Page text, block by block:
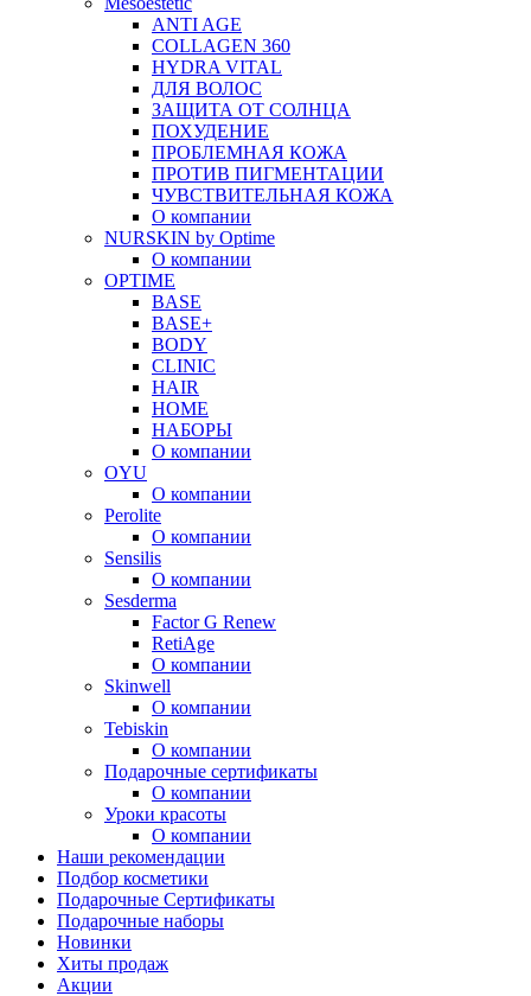
ANTI AGE
COLLAGEN 360
HYDRA VITAL
ДЛЯ ВОЛОС
ЗАЩИТА ОТ СОЛНЦА
ПОХУДЕНИЕ
ПРОБЛЕМНАЯ КОЖА
ПРОТИВ ПИГМЕНТАЦИИ
ЧУВСТВИТЕЛЬНАЯ КОЖА
О компании
NURSKIN by Optime
О компании
OPTIME
BASE
BASE+
BODY
CLINIC
HAIR
HOME
НАБОРЫ
О компании
OYU
О компании
Perolite
О компании
Sensilis
О компании
Sesderma
Factor G Renew
RetiAge
О компании
Skinwell
О компании
Tebiskin
О компании
Подарочные сертификаты
О компании
Уроки красоты
О компании
Наши рекомендации
Подбор косметики
Подарочные Сертификаты
Подарочные наборы
Новинки
Хиты продаж
Акции